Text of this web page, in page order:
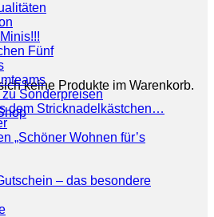
keine Produkte im Warenkorb.
Fünf
Sonderpreisen
dem Stricknadelkästchen…
„Schöner Wohnen für’s
– das besondere